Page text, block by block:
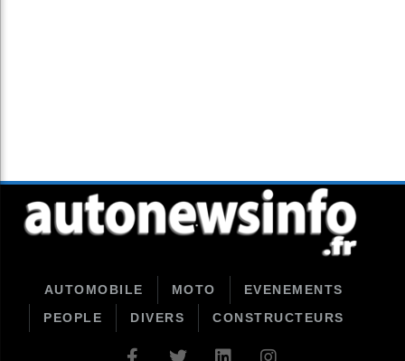
AUTOMOBILE MOTO
EVENEMENTS
PEOPLE
DIVERS CONSTRUCTEURS